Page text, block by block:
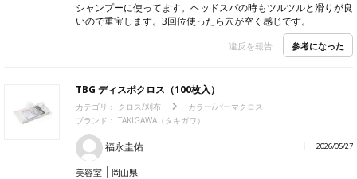
シャンプーに使ってます。ヘッドスパの時もツルツルと滑りが良
いので重宝します。3回位使ったら穴が空く感じです。
違反を報告 参考になった
TBG ディスポクロス（100枚入）
カテゴリ： クロス/刈布
カラー/パーマクロス
ブランド： TAKIGAWA（タキガワ）
福永圭佑 2026/05/27
美容室 岡山県